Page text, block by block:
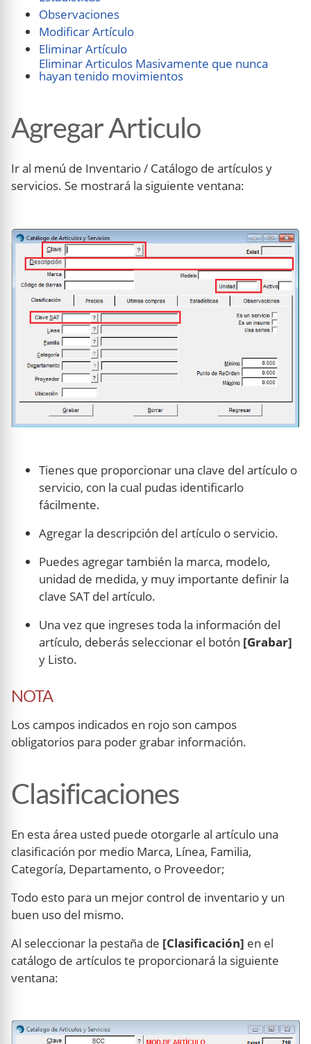
Observaciones
Modificar Artículo
Eliminar Artículo
Eliminar Articulos Masivamente que nunca
hayan tenido movimientos
Agregar Articulo
Ir al menú de Inventario / Catálogo de artículos y
servicios. Se mostrará la siguiente ventana:
Tienes que proporcionar una clave del artículo o
servicio, con la cual pudas identificarlo
fácilmente.
Agregar la descripción del artículo o servicio.
Puedes agregar también la marca, modelo,
unidad de medida, y muy importante definir la
clave SAT del artículo.
Una vez que ingreses toda la información del
artículo, deberás seleccionar el botón [Grabar]
y Listo.
NOTA
Los campos indicados en rojo son campos
obligatorios para poder grabar información.
Clasificaciones
En esta área usted puede otorgarle al artículo una
clasificación por medio Marca, Línea, Familia,
Categoría, Departamento, o Proveedor;
Todo esto para un mejor control de inventario y un
buen uso del mismo.
Al seleccionar la pestaña de [Clasificación] en el
catálogo de artículos te proporcionará la siguiente
ventana: